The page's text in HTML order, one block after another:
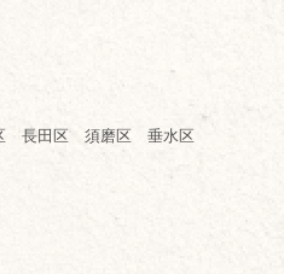
長田区 須磨区 垂水区